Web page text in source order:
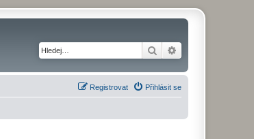
Hledat
Přihlásit se
Registrovat